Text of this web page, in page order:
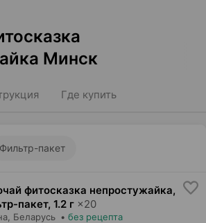
Минск
Где купить
Фильтр-пакет
фитосказка непростужайка,
пакет, 1.2 г ×20
, Беларусь • без рецепта